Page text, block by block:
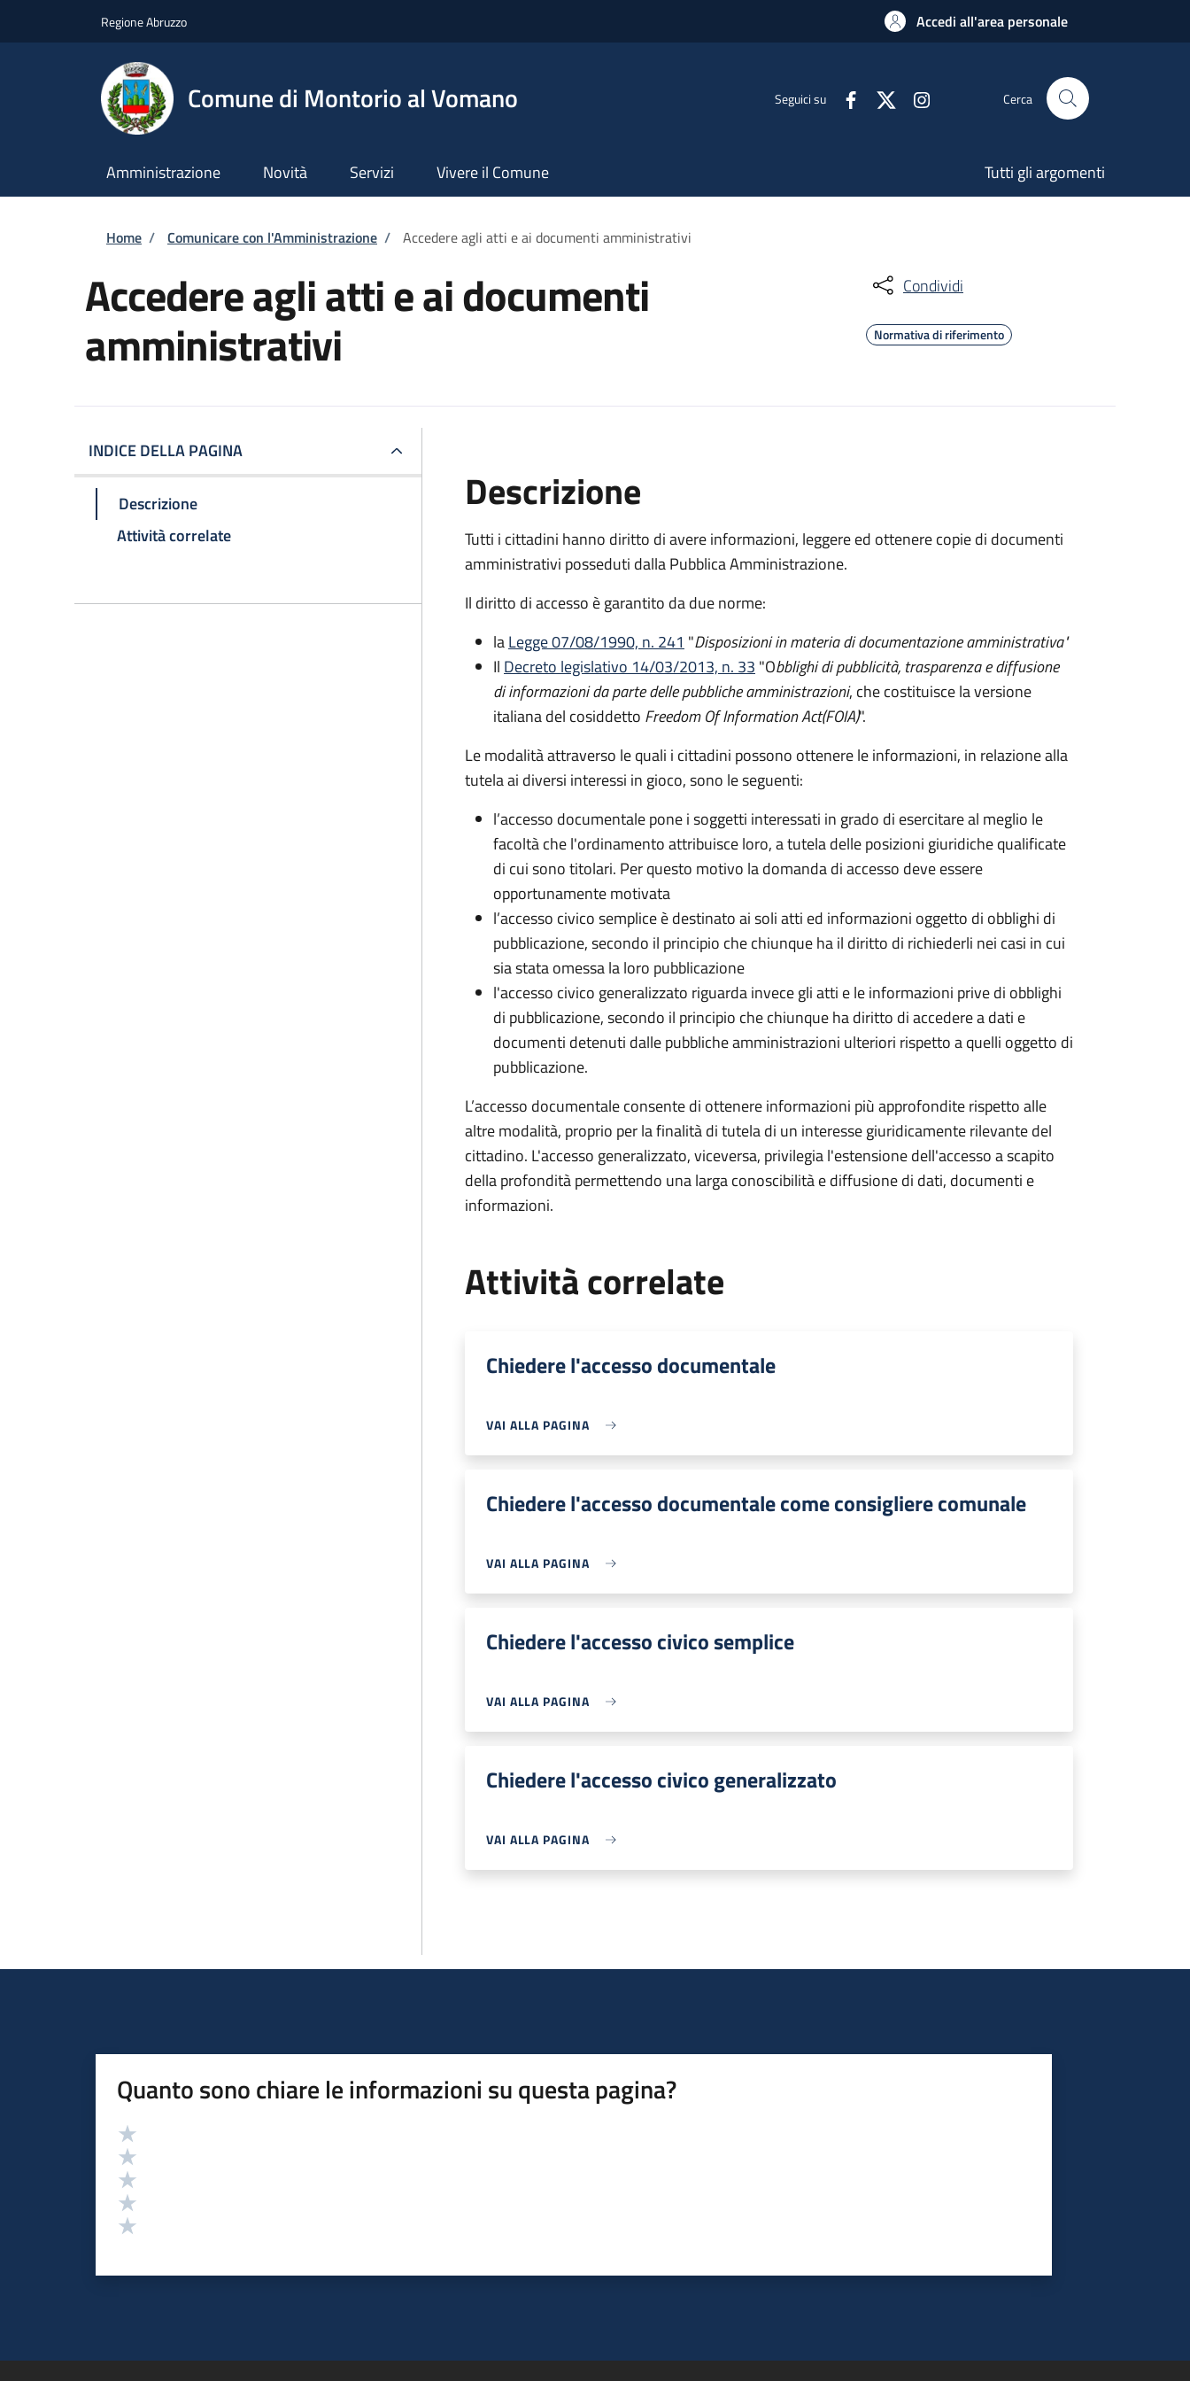
Regione Abruzzo Accedi all'area personale
Comune di Montorio al Vomano Seguici su Cerca
Amministrazione Novità Servizi Vivere il Comune Tutti gli argomenti
Briciole di pane
Home / Comunicare con l'Amministrazione / Accedere agli atti e ai documenti amministrativi
Accedere agli atti e ai documenti
amministrativi
Condividi
Normativa di riferimento
INDICE DELLA PAGINA
Descrizione
Attività correlate
Descrizione
Tutti i cittadini hanno diritto di avere informazioni, leggere ed ottenere copie di documenti
amministrativi posseduti dalla Pubblica Amministrazione.
Il diritto di accesso è garantito da due norme:
laLegge 07/08/1990, n. 241 "Disposizioni in materia di documentazione amministrativa"
Il Decreto legislativo 14/03/2013, n. 33 "Obblighi di pubblicità, trasparenza e diffusione
di informazioni da parte delle pubbliche amministrazioni, che costituisce la versione
italiana del cosiddetto Freedom Of Information Act(FOIA)".
Le modalità attraverso le quali i cittadini possono ottenere le informazioni, in relazione alla
tutela ai diversi interessi in gioco, sono le seguenti:
l’accesso documentale pone i soggetti interessati in grado di esercitare al meglio le
facoltà che l'ordinamento attribuisce loro, a tutela delle posizioni giuridiche qualificate
di cui sono titolari. Per questo motivo la domanda di accesso deve essere
opportunamente motivata
l’accesso civico semplice è destinato ai soli atti ed informazioni oggetto di obblighi di
pubblicazione, secondo il principio che chiunque ha il diritto di richiederli nei casi in cui
sia stata omessa la loro pubblicazione
l'accesso civico generalizzato riguarda invece gli atti e le informazioni prive di obblighi
di pubblicazione, secondo il principio che chiunque ha diritto di accedere a dati e
documenti detenuti dalle pubbliche amministrazioni ulteriori rispetto a quelli oggetto di
pubblicazione.
L’accesso documentale consente di ottenere informazioni più approfondite rispetto alle
altre modalità, proprio per la finalità di tutela di un interesse giuridicamente rilevante del
cittadino. L'accesso generalizzato, viceversa, privilegia l'estensione dell'accesso a scapito
della profondità permettendo una larga conoscibilità e diffusione di dati, documenti e
informazioni.
Attività correlate
Chiedere l'accesso documentale
VAI ALLA PAGINA
Chiedere l'accesso documentale come consigliere comunale
VAI ALLA PAGINA
Chiedere l'accesso civico semplice
VAI ALLA PAGINA
Chiedere l'accesso civico generalizzato
VAI ALLA PAGINA
Quanto sono chiare le informazioni su questa pagina?
Valutazione